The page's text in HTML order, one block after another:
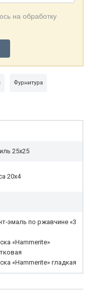
на обработку
Фурнитура
25x25
20х4
эмаль по ржавчине «3
«Hammerite»
«Hammerite» гладкая